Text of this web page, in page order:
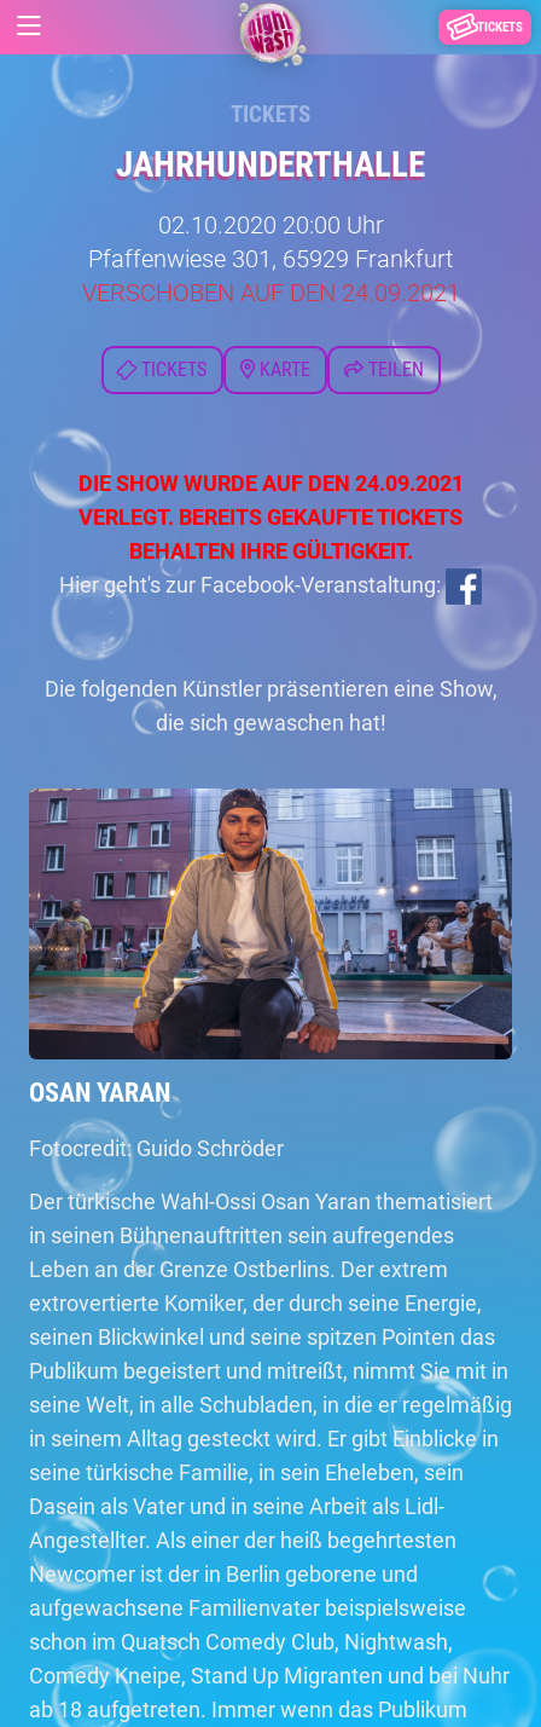
TICKETS
TICKETS
JAHRHUNDERTHALLE
02.10.2020 20:00 Uhr
Pfaffenwiese 301, 65929 Frankfurt
VERSCHOBEN AUF DEN 24.09.2021
TICKETS KARTE TEILEN
DIE SHOW WURDE AUF DEN 24.09.2021
VERLEGT. BEREITS GEKAUFTE TICKETS
BEHALTEN IHRE GÜLTIGKEIT.
Hier geht's zur Facebook-Veranstaltung:
Die folgenden Künstler präsentieren eine Show,
die sich gewaschen hat!
OSAN YARAN
Fotocredit: Guido Schröder
Der türkische Wahl-Ossi Osan Yaran thematisiert
in seinen Bühnenauftritten sein aufregendes
Leben an der Grenze Ostberlins. Der extrem
extrovertierte Komiker, der durch seine Energie,
seinen Blickwinkel und seine spitzen Pointen das
Publikum begeistert und mitreißt, nimmt Sie mit in
seine Welt, in alle Schubladen, in die er regelmäßig
in seinem Alltag gesteckt wird. Er gibt Einblicke in
seine türkische Familie, in sein Eheleben, sein
Dasein als Vater und in seine Arbeit als Lidl-
Angestellter. Als einer der heiß begehrtesten
Newcomer ist der in Berlin geborene und
aufgewachsene Familienvater beispielsweise
schon im Quatsch Comedy Club, Nightwash,
Comedy Kneipe, Stand Up Migranten und bei Nuhr
ab 18 aufgetreten. Immer wenn das Publikum